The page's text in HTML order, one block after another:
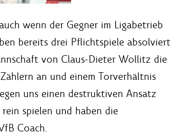
wenn der Gegner im Ligabetrieb
bereits drei Pflichtspiele absolviert
von Claus-Dieter Wollitz die
an und einem Torverhältnis
uns einen destruktiven Ansatz
spielen und haben die
Coach.